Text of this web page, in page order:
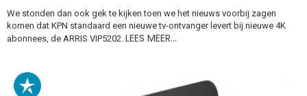
We stonden dan ook gek te kijken toen we het nieuws voorbij zagen
komen dat KPN standaard een nieuwe tv-ontvanger levert bij nieuwe 4K
abonnees, de ARRIS VIP5202. LEES MEER…